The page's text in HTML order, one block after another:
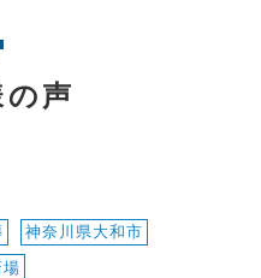
声
神奈川県大和市
場